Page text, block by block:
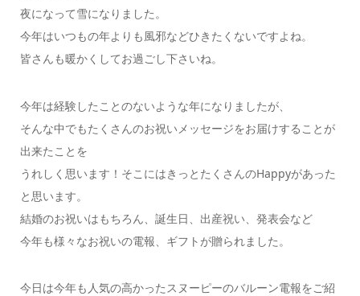
夜になって雪になりました。
今年はいつもの年よりも風邪などひきたくないですよね。
皆さんも暖かくしてお過ごし下さいね。
今年は経験したことのないような年になりましたが、
そんな中でもたくさんのお祝いメッセージをお届けすることが
出来たことを
うれしく思います！そこにはきっとたくさんのHappyがあった
と思います。
結婚のお祝いはもちろん、誕生日、出産祝い、発表会など
今年も様々なお祝いの電報、ギフトが贈られました。
今日は今年も人気の高かったスヌーピーのバルーン電報をご紹